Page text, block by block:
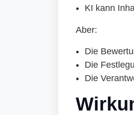
KI kann
Aber:
Die
Die
Die